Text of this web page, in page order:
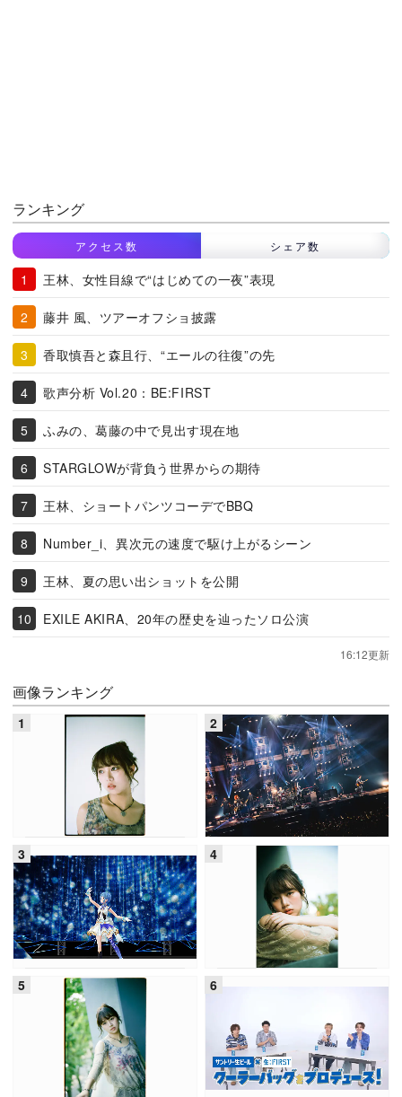
ランキング
アクセス数 シェア数
王林、女性目線で“はじめての一夜”表現
藤井 風、ツアーオフショ披露
香取慎吾と森且行、“エールの往復”の先
歌声分析 Vol.20：BE:FIRST
ふみの、葛藤の中で見出す現在地
STARGLOWが背負う世界からの期待
王林、ショートパンツコーデでBBQ
Number_i、異次元の速度で駆け上がるシーン
王林、夏の思い出ショットを公開
EXILE AKIRA、20年の歴史を辿ったソロ公演
16:12更新
画像ランキング